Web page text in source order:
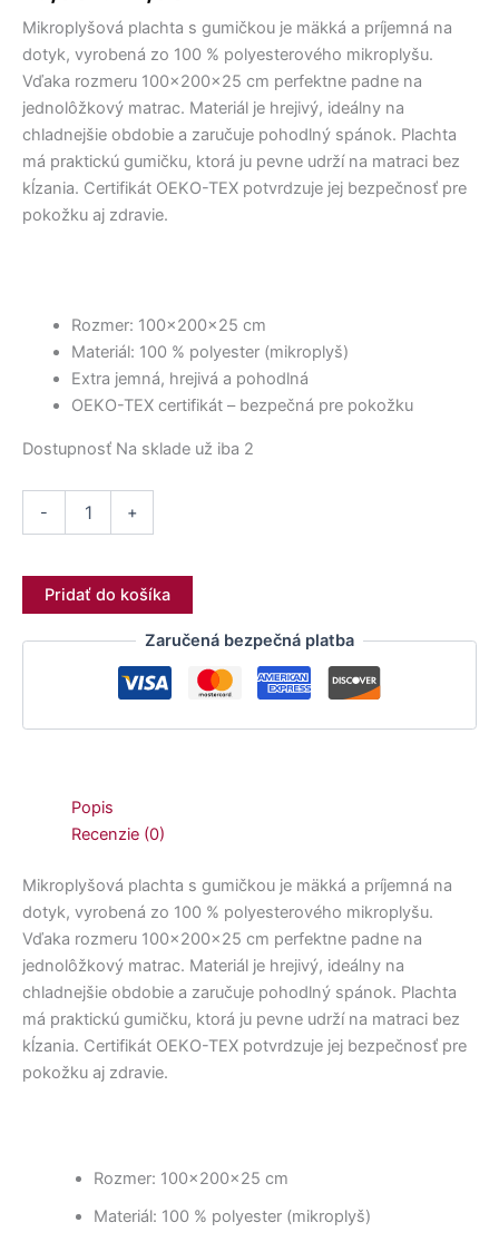
bola:
18,00 €.12,00 €.
Mikroplyšová plachta s gumičkou je mäkká a príjemná na
dotyk, vyrobená zo 100 % polyesterového mikroplyšu.
Vďaka rozmeru 100x200x25 cm perfektne padne na
jednolôžkový matrac. Materiál je hrejivý, ideálny na
chladnejšie obdobie a zaručuje pohodlný spánok. Plachta
má praktickú gumičku, ktorá ju pevne udrží na matraci bez
kĺzania. Certifikát OEKO-TEX potvrdzuje jej bezpečnosť pre
pokožku aj zdravie.
Rozmer: 100x200x25 cm
Materiál: 100 % polyester (mikroplyš)
Extra jemná, hrejivá a pohodlná
OEKO-TEX certifikát – bezpečná pre pokožku
Dostupnosť Na sklade už iba 2
-
gumičkou
+
Pridať do košíka
Zaručená bezpečná platba
Popis
Recenzie (0)
Mikroplyšová plachta s gumičkou je mäkká a príjemná na
dotyk, vyrobená zo 100 % polyesterového mikroplyšu.
Vďaka rozmeru 100x200x25 cm perfektne padne na
jednolôžkový matrac. Materiál je hrejivý, ideálny na
chladnejšie obdobie a zaručuje pohodlný spánok. Plachta
má praktickú gumičku, ktorá ju pevne udrží na matraci bez
kĺzania. Certifikát OEKO-TEX potvrdzuje jej bezpečnosť pre
pokožku aj zdravie.
Rozmer: 100x200x25 cm
Materiál: 100 % polyester (mikroplyš)